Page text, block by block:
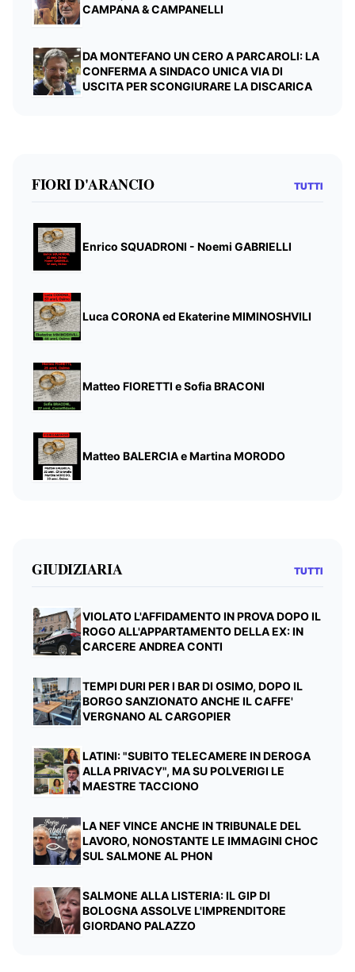
CAMPANA & CAMPANELLI
DA MONTEFANO UN CERO A PARCAROLI: LA
CONFERMA A SINDACO UNICA VIA DI
USCITA PER SCONGIURARE LA DISCARICA
FIORI D'ARANCIO TUTTI
Enrico SQUADRONI - Noemi GABRIELLI
Luca CORONA ed Ekaterine MIMINOSHVILI
Matteo FIORETTI e Sofia BRACONI
Matteo BALERCIA e Martina MORODO
GIUDIZIARIA TUTTI
VIOLATO L'AFFIDAMENTO IN PROVA DOPO IL
ROGO ALL'APPARTAMENTO DELLA EX: IN
CARCERE ANDREA CONTI
TEMPI DURI PER I BAR DI OSIMO, DOPO IL
BORGO SANZIONATO ANCHE IL CAFFE'
VERGNANO AL CARGOPIER
LATINI: "SUBITO TELECAMERE IN DEROGA
ALLA PRIVACY", MA SU POLVERIGI LE
MAESTRE TACCIONO
LA NEF VINCE ANCHE IN TRIBUNALE DEL
LAVORO, NONOSTANTE LE IMMAGINI CHOC
SUL SALMONE AL PHON
SALMONE ALLA LISTERIA: IL GIP DI
BOLOGNA ASSOLVE L'IMPRENDITORE
GIORDANO PALAZZO